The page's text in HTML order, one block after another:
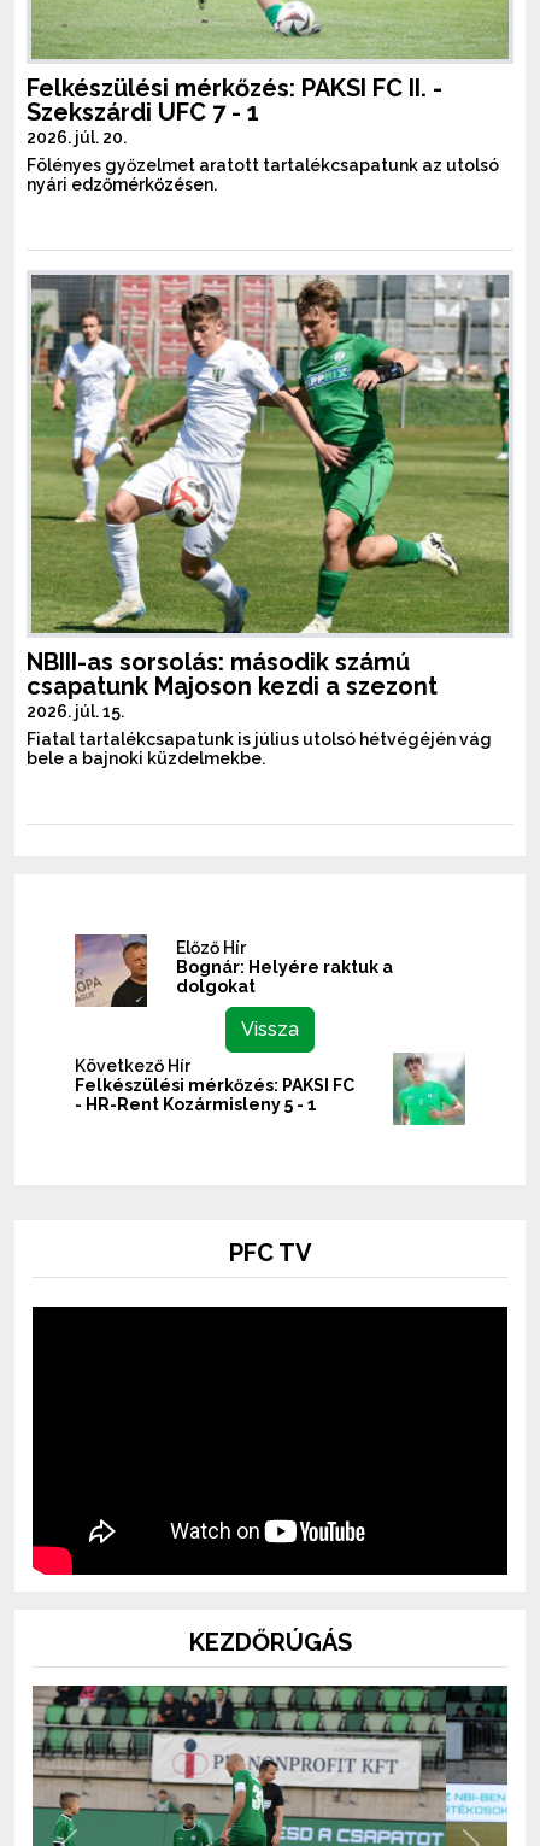
Felkészülési mérkőzés: PAKSI FC II. -
Szekszárdi UFC 7 - 1
2026. júl. 20.
Fölényes győzelmet aratott tartalékcsapatunk az utolsó
nyári edzőmérkőzésen.
NBIII-as sorsolás: második számú
csapatunk Majoson kezdi a szezont
2026. júl. 15.
Fiatal tartalékcsapatunk is július utolsó hétvégéjén vág
bele a bajnoki küzdelmekbe.
Előző Hír
Bognár: Helyére raktuk a
dolgokat
Vissza
Következő Hír
Felkészülési mérkőzés: PAKSI FC
- HR-Rent Kozármisleny 5 - 1
PFC TV
KEZDŐRÚGÁS
Previous Next